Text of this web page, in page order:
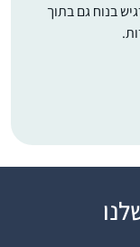
בנוח גם בתוך